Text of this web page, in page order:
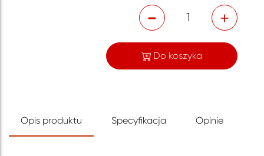
1
Do koszyka
Opis produktu Specyfikacja Opinie